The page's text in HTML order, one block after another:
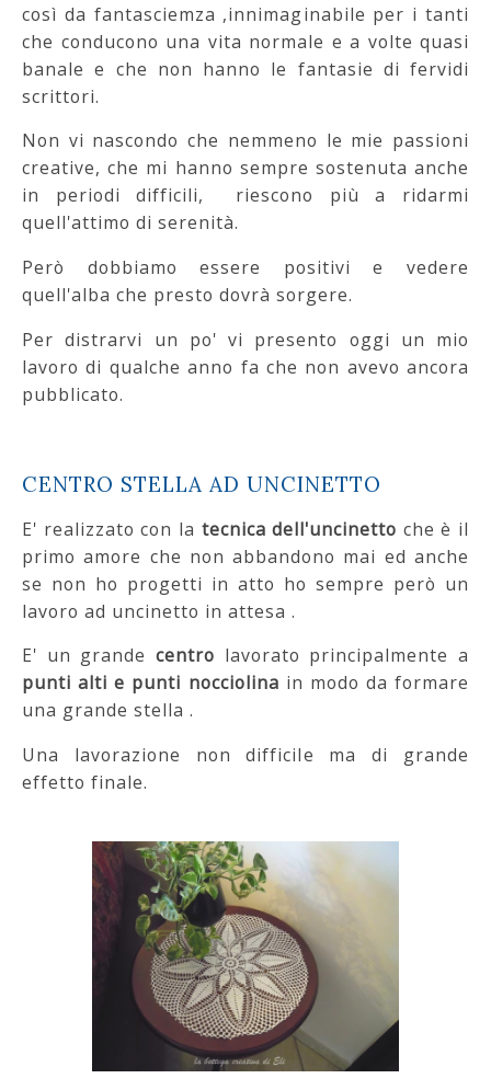
così da fantasciemza ,innimaginabile per i tanti
che conducono una vita normale e a volte quasi
banale e che non hanno le fantasie di fervidi
scrittori.
Non vi nascondo che nemmeno le mie passioni
creative, che mi hanno sempre sostenuta anche
in periodi difficili, riescono più a ridarmi
quell'attimo di serenità.
Però dobbiamo essere positivi e vedere
quell'alba che presto dovrà sorgere.
Per distrarvi un po' vi presento oggi un mio
lavoro di qualche anno fa che non avevo ancora
pubblicato.
CENTRO STELLA AD UNCINETTO
E' realizzato con la tecnica dell'uncinetto che è il
primo amore che non abbandono mai ed anche
se non ho progetti in atto ho sempre però un
lavoro ad uncinetto in attesa .
E' un grande centro lavorato principalmente a
punti alti e punti nocciolina in modo da formare
una grande stella .
Una lavorazione non difficile ma di grande
effetto finale.